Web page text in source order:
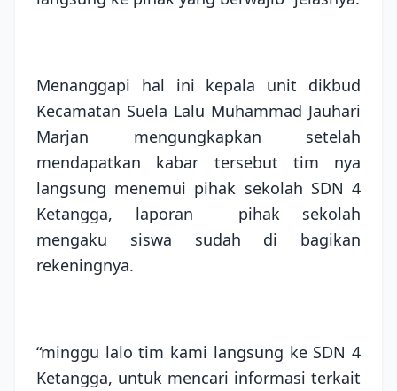
Menanggapi hal ini kepala unit dikbud
Kecamatan Suela Lalu Muhammad Jauhari
Marjan mengungkapkan setelah
mendapatkan kabar tersebut tim nya
langsung menemui pihak sekolah SDN 4
Ketangga, laporan pihak sekolah
mengaku siswa sudah di bagikan
rekeningnya.
“minggu lalo tim kami langsung ke SDN 4
Ketangga, untuk mencari informasi terkait